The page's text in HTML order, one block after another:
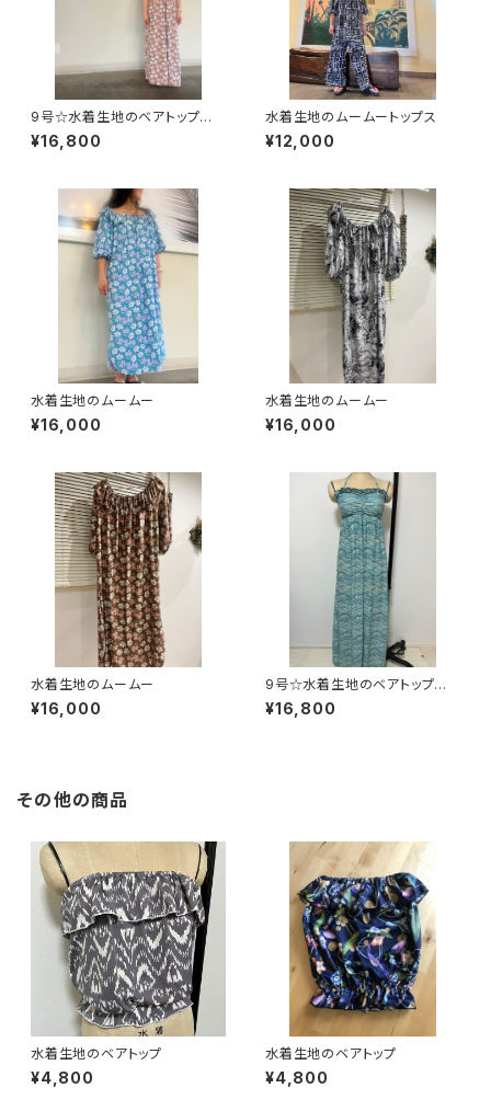
9号☆水着生地のベアトップ型
マキシドレス
¥16,800
水着生地のムームートップス
¥12,000
水着生地のムームー
¥16,000
水着生地のムームー
¥16,000
水着生地のムームー
¥16,000
9号☆水着生地のベアトップ型
マキシドレス
¥16,800
その他の商品
水着生地のベアトップ
¥4,800
水着生地のベアトップ
¥4,800